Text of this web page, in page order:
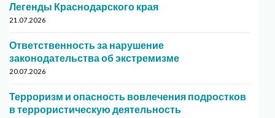
Легенды Краснодарского края
21.07.2026
Ответственность за нарушение
законодательства об экстремизме
20.07.2026
Терроризм и опасность вовлечения подростков
в террористическую деятельность